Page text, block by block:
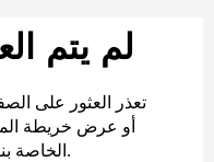
لم يتم
تعذر العثور على
الخاصة بنا لمساعدتك في العثور على ما تريد.